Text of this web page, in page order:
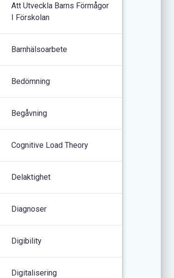
Att Utveckla Barns Förmågor
I Förskolan
Barnhälsoarbete
Bedömning
Begåvning
Cognitive Load Theory
Delaktighet
Diagnoser
Digibility
Digitalisering